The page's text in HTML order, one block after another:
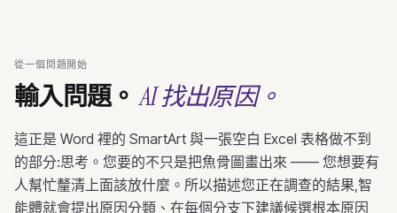
從一個問題開始
輸入問題。 AI 找出原因。
這正是 Word 裡的 SmartArt 與一張空白 Excel 表格做不到
的部分:思考。您要的不只是把魚骨圖畫出來 —— 您想要有
人幫忙釐清上面該放什麼。所以描述您正在調查的結果,智
能體就會提出原因分類、在每個分支下建議候選根本原因